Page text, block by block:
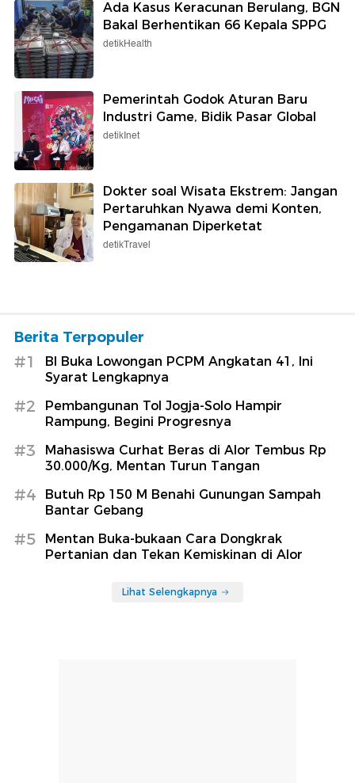
Ada Kasus Keracunan Berulang, BGN
Bakal Berhentikan 66 Kepala SPPG
detikHealth
Pemerintah Godok Aturan Baru
Industri Game, Bidik Pasar Global
detikInet
Dokter soal Wisata Ekstrem: Jangan
Pertaruhkan Nyawa demi Konten,
Pengamanan Diperketat
detikTravel
Berita Terpopuler
#1
BI Buka Lowongan PCPM Angkatan 41, Ini
Syarat Lengkapnya
#2
Pembangunan Tol Jogja-Solo Hampir
Rampung, Begini Progresnya
#3
Mahasiswa Curhat Beras di Alor Tembus Rp
30.000/Kg, Mentan Turun Tangan
#4
Butuh Rp 150 M Benahi Gunungan Sampah
Bantar Gebang
#5
Mentan Buka-bukaan Cara Dongkrak
Pertanian dan Tekan Kemiskinan di Alor
Lihat Selengkapnya